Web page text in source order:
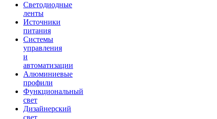
Светодиодные
ленты
Источники
питания
Системы
управления
и
автоматизации
Алюминиевые
профили
Функциональный
свет
Дизайнерский
свет